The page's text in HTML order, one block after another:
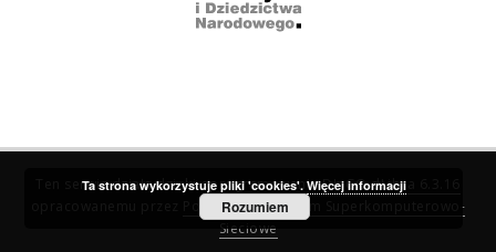
Ten serwis działa dzięki oprogramowaniuDInGO dLibra 6.3.16
Poznańskie Centrum Superkomputerowo-
Sieciowe
Ta strona wykorzystuje pliki 'cookies'. Więcej informacji
Rozumiem